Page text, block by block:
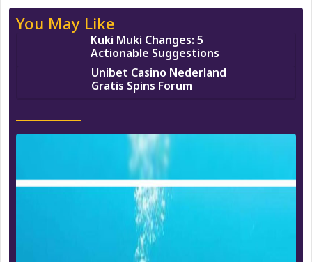
You May Like
Kuki Muki Changes: 5
Actionable Suggestions
Unibet Casino Nederland
Gratis Spins Forum